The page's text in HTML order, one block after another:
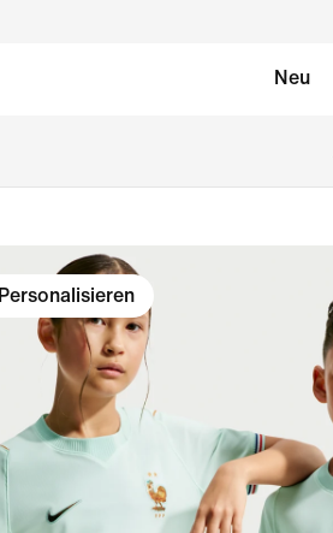
Neu
Personalisieren